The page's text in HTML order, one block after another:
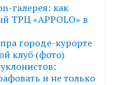
галерея: как
ТРЦ «APPOLO» в
городе-курорте
клуб (фото)
и не только